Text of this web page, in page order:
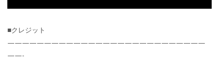
■クレジット
———————————————————————————
——-